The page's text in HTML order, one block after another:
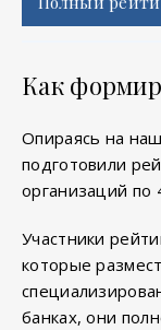
Как
Опираясь на
подготовили
организаций по
Участники
которые
банках, они